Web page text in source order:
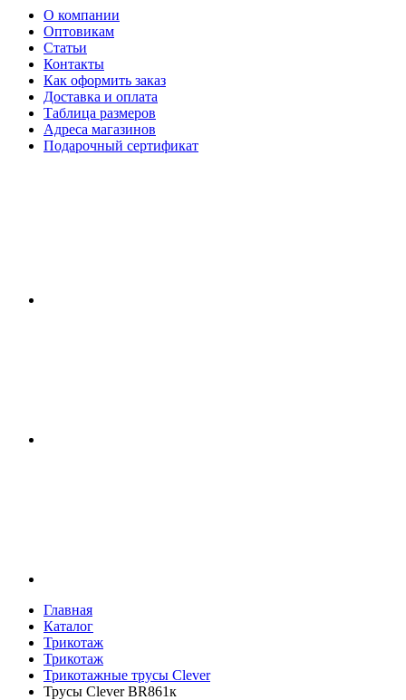
О компании
Оптовикам
Статьи
Контакты
Как оформить заказ
Доставка и оплата
Таблица размеров
Адреса магазинов
Подарочный сертификат
Главная
Каталог
Трикотаж
Трикотаж
Трикотажные трусы Clever
Трусы Clever BR861к